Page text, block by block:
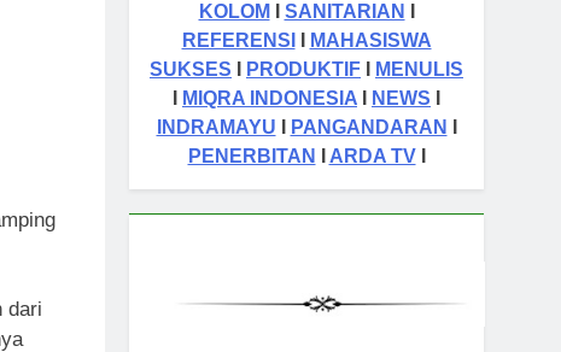
dari
KOLOM
SANITARIAN
REFERENSI
MAHASISWA
SUKSES
PRODUKTIF
MENULIS
MIQRA INDONESIA NEWS
INDRAMAYU
PANGANDARAN
PENERBITAN
ARDA TVI